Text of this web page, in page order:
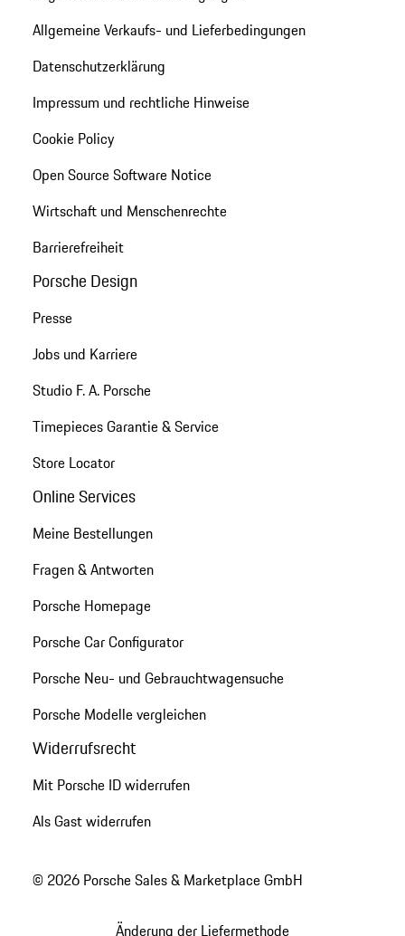
Allgemeine Verkaufs- und Lieferbedingungen
Datenschutzerklärung
Impressum und rechtliche Hinweise
Cookie Policy
Open Source Software Notice
Wirtschaft und Menschenrechte
Barrierefreiheit
Porsche Design
Presse
Jobs und Karriere
Studio F. A. Porsche
Timepieces Garantie & Service
Store Locator
Online Services
Meine Bestellungen
Fragen & Antworten
Porsche Homepage
Porsche Car Configurator
Porsche Neu- und Gebrauchtwagensuche
Porsche Modelle vergleichen
Widerrufsrecht
Mit Porsche ID widerrufen
Als Gast widerrufen
© 2026 Porsche Sales & Marketplace GmbH
Änderung der Liefermethode